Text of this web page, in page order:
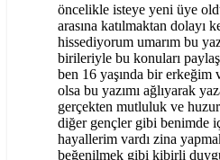
öncelikle isteye yeni üye
arasına katılmaktan dolayı
hissediyorum umarım bu
birileriyle bu konuları
ben 16 yaşında bir
olsa bu yazımı ağlıyarak
gerçekten mutluluk ve
diğer gençler gibi benimde
hayallerim vardı zina
beğenilmek gibi kibirli